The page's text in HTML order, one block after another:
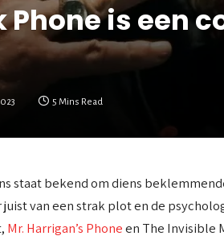
Phone is een
5 Mins Read
staat bekend om diens
van een strak plot en de
Mr. Harrigan’s Phoneen The Invisible